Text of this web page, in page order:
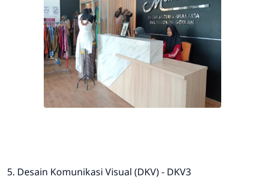
5. Desain Komunikasi Visual (DKV) - DKV3